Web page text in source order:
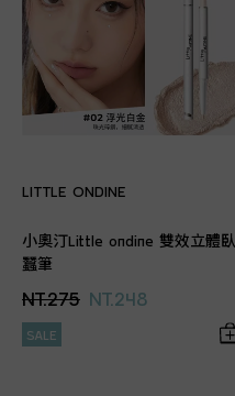
LITTLE ONDINE
小奧汀Little ondine 雙效立體臥
蠶筆
NT.275 NT.248
SALE